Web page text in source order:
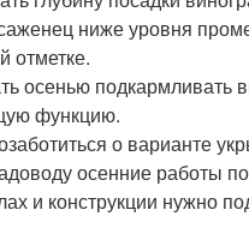
ниже уровня
отметке.
осенью подкармливать
функцию.
о варианте
осенние работы
и конструкции нужно